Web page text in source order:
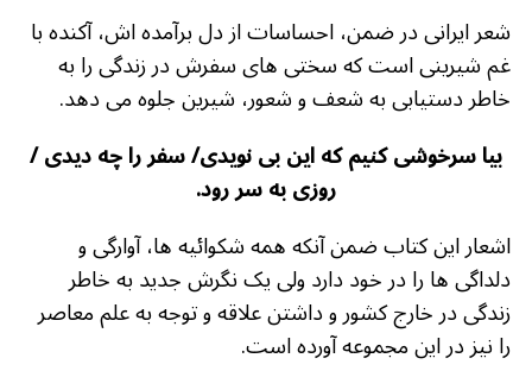
شعر ایرانی در ضمن، احساسات از دل برآمده اش، آکنده با
غم شیرینی است که سختی های سفرش در زندگی را به
خاطر دستیابی به شعف و شعور، شیرین جلوه می دهد.
بیا سرخوشی کنیم که این بی نویدی/ سفر را چه دیدی /
روزی به سر رود.
اشعار این کتاب ضمن آنکه همه شکوائیه ها، آوارگی و
دلداگی ها را در خود دارد ولی یک نگرش جدید به خاطر
زندگی در خارج کشور و داشتن علاقه و توجه به علم معاصر
را نیز در این مجموعه آورده است.